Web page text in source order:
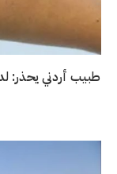
طبيب أردني